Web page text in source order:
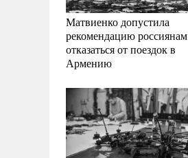
Матвиенко допустила
рекомендацию россиянам
отказаться от поездок в
Армению